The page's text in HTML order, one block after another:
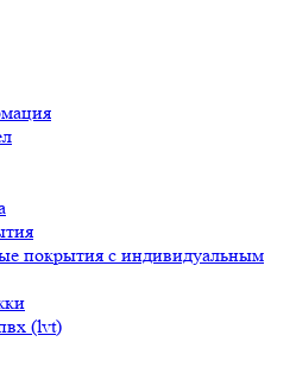
покрытия с индивидуальным
(lvt)